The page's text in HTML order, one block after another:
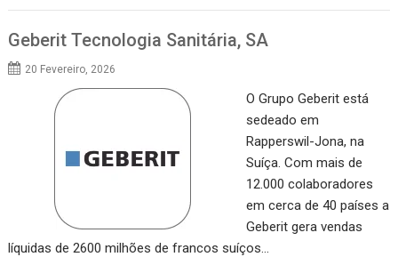
Geberit Tecnologia Sanitária, SA
20 Fevereiro, 2026
O Grupo Geberit está
sedeado em
Rapperswil-Jona, na
Suíça. Com mais de
12.000 colaboradores
em cerca de 40 países a
Geberit gera vendas
líquidas de 2600 milhões de francos suíços…